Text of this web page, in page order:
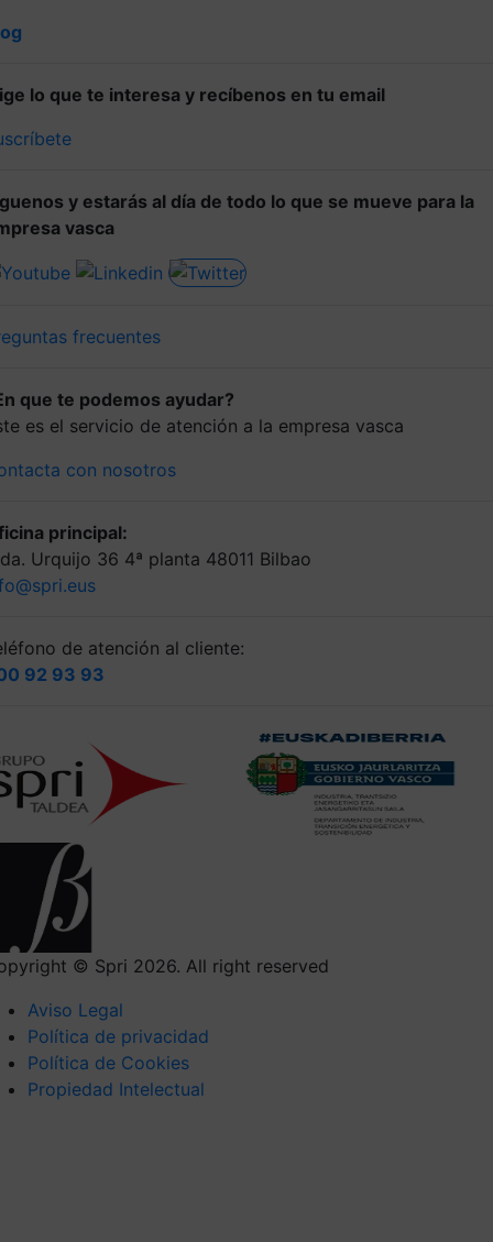
lo que te interesa y recíbenos en tu email
y estarás al día de todo lo que se mueve para la
vasca
frecuentes
que te podemos ayudar?
es el servicio de atención a la empresa vasca
con nosotros
principal:
Urquijo 36 4ª planta 48011 Bilbao
de atención al cliente:
92 93 93
© Spri 2026. All right reserved
Aviso Legal
Política de privacidad
Política de Cookies
Propiedad Intelectual